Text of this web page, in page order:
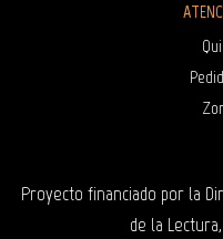
Proyecto financiado por la
de la